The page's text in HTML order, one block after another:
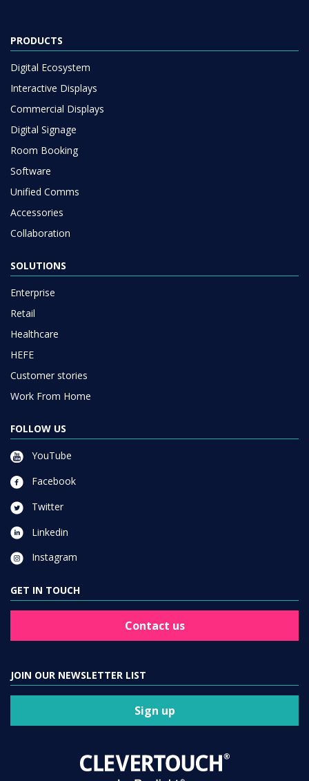
PRODUCTS
Digital Ecosystem
Interactive Displays
Commercial Displays
Digital Signage
Room Booking
Software
Unified Comms
Accessories
Collaboration
SOLUTIONS
Enterprise
Retail
Healthcare
HEFE
Customer stories
Work From Home
FOLLOW US
YouTube
Facebook
Twitter
Linkedin
Instagram
GET IN TOUCH
Contact us
JOIN OUR NEWSLETTER LIST
Sign up